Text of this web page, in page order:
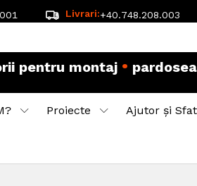
Livrari:+40.748.208.003
pentru montaj •
Proiecte Ajutor și